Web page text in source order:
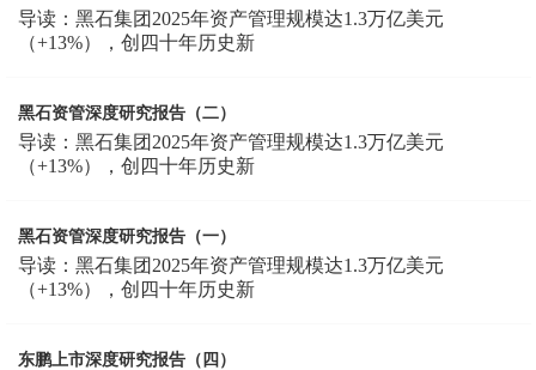
导读：黑石集团2025年资产管理规模达1.3万亿美元
（+13%），创四十年历史新
黑石资管深度研究报告（二）
导读：黑石集团2025年资产管理规模达1.3万亿美元
（+13%），创四十年历史新
黑石资管深度研究报告（一）
导读：黑石集团2025年资产管理规模达1.3万亿美元
（+13%），创四十年历史新
东鹏上市深度研究报告（四）